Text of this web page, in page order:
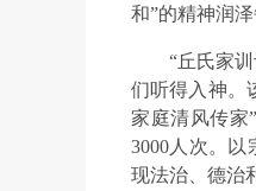
和”的精神润
“丘氏家
们听得入神。
家庭清风传家
3000人次。
现法治、德治